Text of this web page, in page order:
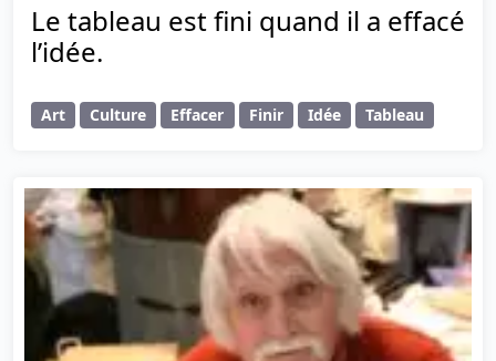
Le tableau est fini quand il a effacé
l’idée.
Art Culture Effacer Finir Idée Tableau